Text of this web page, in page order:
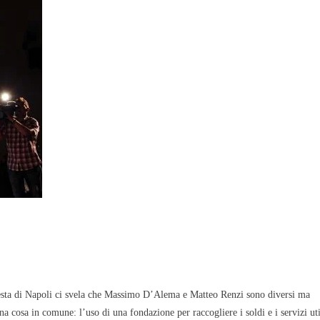
di Napoli ci svela che Massimo D’Alema e Matteo Renzi sono diversi ma
cosa in comune: l’uso di una fondazione per raccogliere i soldi e i servizi
Il settore è a